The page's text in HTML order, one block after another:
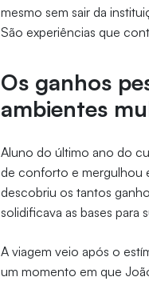
mesmo sem sair da
São experiências que
Os ganhos
ambientes
Aluno do último ano do
de conforto e mergulhou
descobriu os tantos
solidificava as bases para
A viagem veio após o
um momento em que